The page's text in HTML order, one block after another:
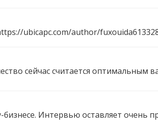
ubicapc.com/author/
сейчас считается оптимальным
Интервью оставляет очень